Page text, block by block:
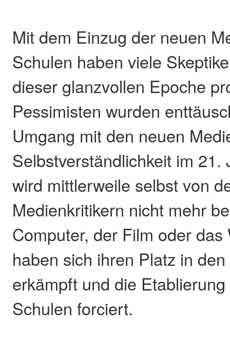
Mit dem Einzug der neuen
Schulen haben viele
dieser glanzvollen Epoche
Pessimisten wurden
Umgang mit den neuen
Selbstverständlichkeit im 21.
wird mittlerweile selbst von
Medienkritikern nicht mehr
Computer, der Film oder
haben sich ihren Platz in
erkämpft und die
Schulen forciert.